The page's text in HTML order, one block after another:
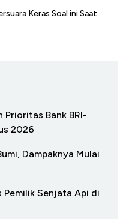
Keras Soal ini Saat
Prioritas Bank BRI-
2026
Dampaknya Mulai
Senjata Api di